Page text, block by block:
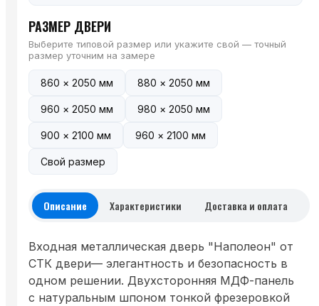
РАЗМЕР ДВЕРИ
Выберите типовой размер или укажите свой — точный
размер уточним на замере
860 × 2050 мм 880 × 2050 мм
960 × 2050 мм 980 × 2050 мм
900 × 2100 мм 960 × 2100 мм
Свой размер
Описание Характеристики Доставка и оплата
Входная металлическая дверь "Наполеон" от
СТК двери— элегантность и безопасность в
одном решении. Двухсторонняя МДФ-панель
с натуральным шпоном тонкой фрезеровкой